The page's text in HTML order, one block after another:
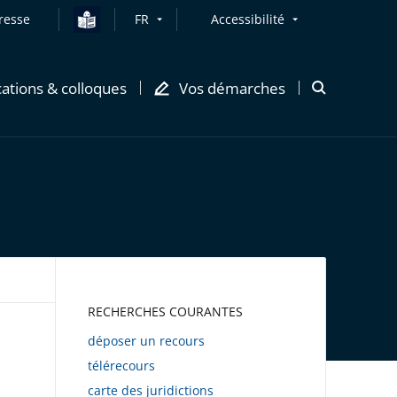
FR Accessibilité
& colloques Vos démarches
Ouvrir
RECHERCHES COURANTES
déposer un recours
télérecours
carte des juridictions